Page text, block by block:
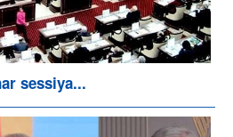
sessiya...